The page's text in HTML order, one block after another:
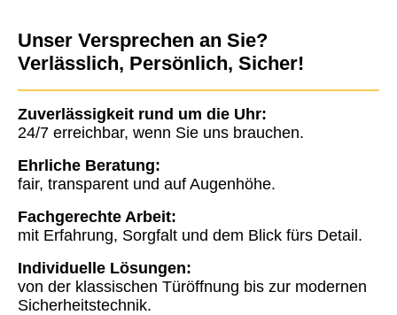
Unser Versprechen an Sie?
Verlässlich, Persönlich, Sicher!
Zuverlässigkeit rund um die Uhr:
24/7 erreichbar, wenn Sie uns brauchen.
Ehrliche Beratung:
fair, transparent und auf Augenhöhe.
Fachgerechte Arbeit:
mit Erfahrung, Sorgfalt und dem Blick fürs Detail.
Individuelle Lösungen:
von der klassischen Türöffnung bis zur modernen
Sicherheitstechnik.